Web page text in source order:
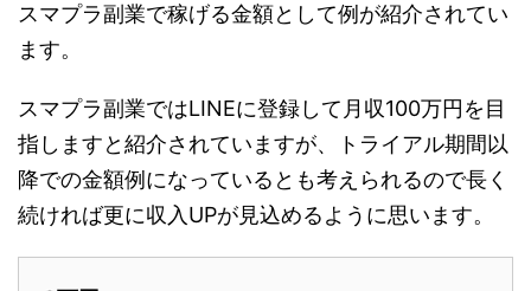
スマプラ副業で稼げる金額として例が紹介されてい
ます。
スマプラ副業ではLINEに登録して月収100万円を目
指しますと紹介されていますが、トライアル期間以
降での金額例になっているとも考えられるので長く
続ければ更に収入UPが見込めるように思います。